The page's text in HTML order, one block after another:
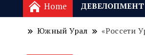
Home ДЕВЕЛОПМЕНТ
Южный Урал «Россети